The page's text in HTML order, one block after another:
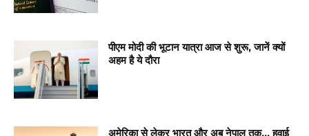
पीएम मोदी की भूटान यात्रा आज से शुरू, जानें क्यों
अहम है ये दौरा
अमेरिका से लेकर भारत और अब नेपाल तक… हवाई